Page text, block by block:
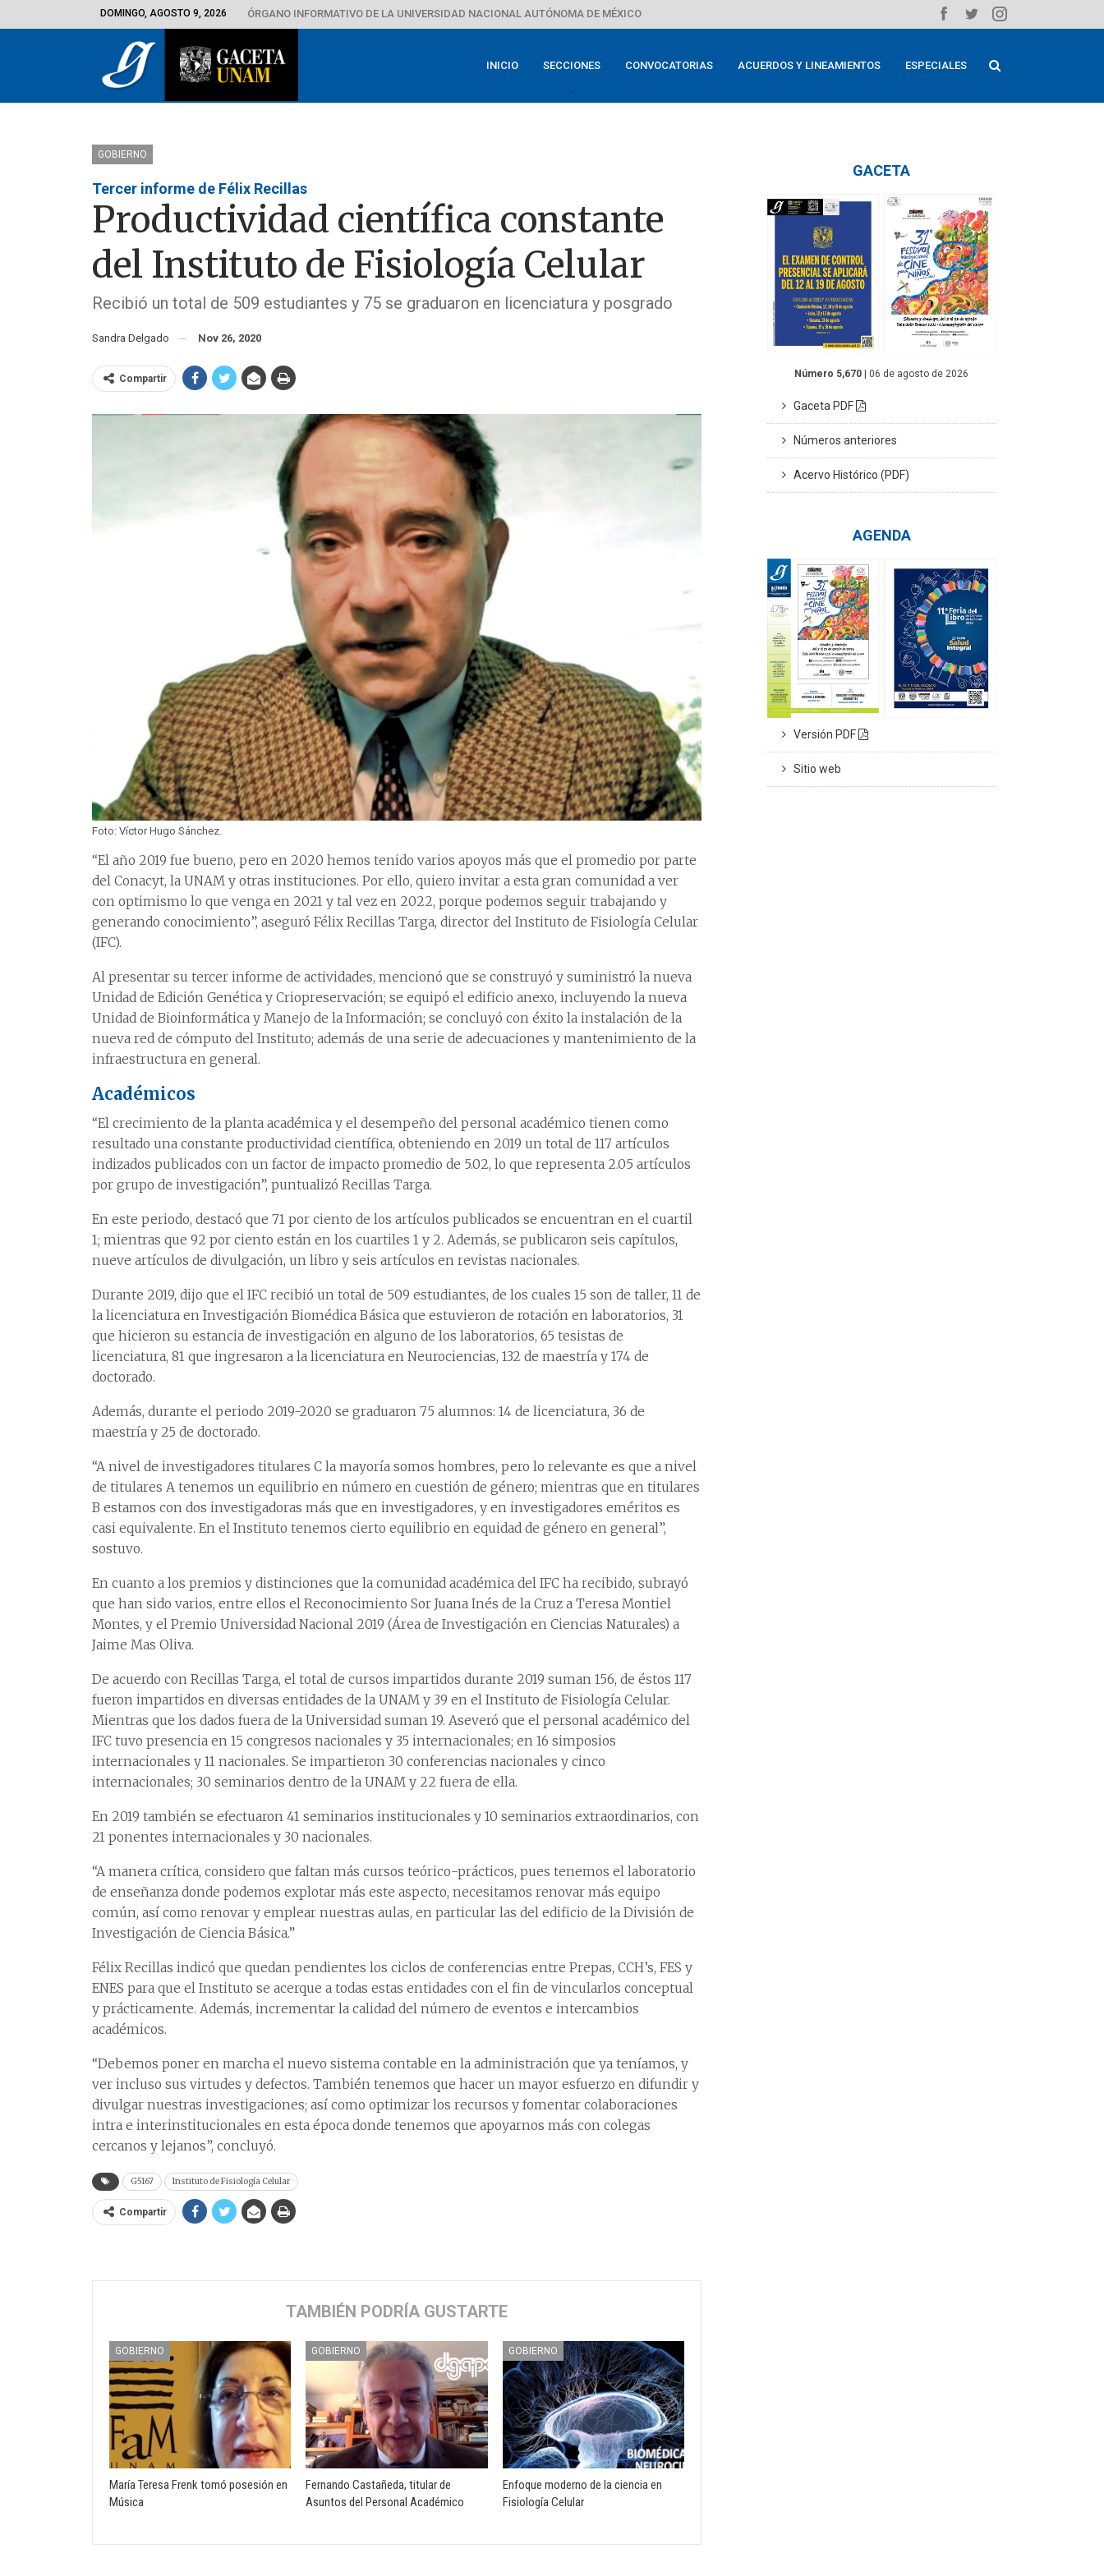
DOMINGO, AGOSTO 9, 2026 ÓRGANO INFORMATIVO DE LA UNIVERSIDAD NACIONAL AUTÓNOMA DE MÉXICO
INICIO SECCIONES CONVOCATORIAS ACUERDOS Y LINEAMIENTOS ESPECIALES
GOBIERNO
Tercer informe de Félix Recillas
Productividad científica constante
del Instituto de Fisiología Celular
Recibió un total de 509 estudiantes y 75 se graduaron en licenciatura y posgrado
Sandra Delgado Nov 26, 2020
Compartir
Foto: Víctor Hugo Sánchez.
“El año 2019 fue bueno, pero en 2020 hemos tenido varios apoyos más que el promedio por parte
del Conacyt, la UNAM y otras instituciones. Por ello, quiero invitar a esta gran comunidad a ver
con optimismo lo que venga en 2021 y tal vez en 2022, porque podemos seguir trabajando y
generando conocimiento”, aseguró Félix Recillas Targa, director del Instituto de Fisiología Celular
(IFC).
Al presentar su tercer informe de actividades, mencionó que se construyó y suministró la nueva
Unidad de Edición Genética y Criopreservación; se equipó el edificio anexo, incluyendo la nueva
Unidad de Bioinformática y Manejo de la Información; se concluyó con éxito la instalación de la
nueva red de cómputo del Instituto; además de una serie de adecuaciones y mantenimiento de la
infraestructura en general.
Académicos
“El crecimiento de la planta académica y el desempeño del personal académico tienen como
resultado una constante productividad científica, obteniendo en 2019 un total de 117 artículos
indizados publicados con un factor de impacto promedio de 5.02, lo que representa 2.05 artículos
por grupo de investigación”, puntualizó Recillas Targa.
En este periodo, destacó que 71 por ciento de los artículos publicados se encuentran en el cuartil
1; mientras que 92 por ciento están en los cuartiles 1 y 2. Además, se publicaron seis capítulos,
nueve artículos de divulgación, un libro y seis artículos en revistas nacionales.
Durante 2019, dijo que el IFC recibió un total de 509 estudiantes, de los cuales 15 son de taller, 11 de
la licenciatura en Investigación Biomédica Básica que estuvieron de rotación en laboratorios, 31
que hicieron su estancia de investigación en alguno de los laboratorios, 65 tesistas de
licenciatura, 81 que ingresaron a la licenciatura en Neurociencias, 132 de maestría y 174 de
doctorado.
Además, durante el periodo 2019-2020 se graduaron 75 alumnos: 14 de licenciatura, 36 de
maestría y 25 de doctorado.
“A nivel de investigadores titulares C la mayoría somos hombres, pero lo relevante es que a nivel
de titulares A tenemos un equilibrio en número en cuestión de género; mientras que en titulares
B estamos con dos investigadoras más que en investigadores, y en investigadores eméritos es
casi equivalente. En el Instituto tenemos cierto equilibrio en equidad de género en general”,
sostuvo.
En cuanto a los premios y distinciones que la comunidad académica del IFC ha recibido, subrayó
que han sido varios, entre ellos el Reconocimiento Sor Juana Inés de la Cruz a Teresa Montiel
Montes, y el Premio Universidad Nacional 2019 (Área de Investigación en Ciencias Naturales) a
Jaime Mas Oliva.
De acuerdo con Recillas Targa, el total de cursos impartidos durante 2019 suman 156, de éstos 117
fueron impartidos en diversas entidades de la UNAM y 39 en el Instituto de Fisiología Celular.
Mientras que los dados fuera de la Universidad suman 19. Aseveró que el personal académico del
IFC tuvo presencia en 15 congresos nacionales y 35 internacionales; en 16 simposios
internacionales y 11 nacionales. Se impartieron 30 conferencias nacionales y cinco
internacionales; 30 seminarios dentro de la UNAM y 22 fuera de ella.
En 2019 también se efectuaron 41 seminarios institucionales y 10 seminarios extraordinarios, con
21 ponentes internacionales y 30 nacionales.
“A manera crítica, considero que faltan más cursos teórico-prácticos, pues tenemos el laboratorio
de enseñanza donde podemos explotar más este aspecto, necesitamos renovar más equipo
común, así como renovar y emplear nuestras aulas, en particular las del edificio de la División de
Investigación de Ciencia Básica.”
Félix Recillas indicó que quedan pendientes los ciclos de conferencias entre Prepas, CCH’s, FES y
ENES para que el Instituto se acerque a todas estas entidades con el fin de vincularlos conceptual
y prácticamente. Además, incrementar la calidad del número de eventos e intercambios
académicos.
“Debemos poner en marcha el nuevo sistema contable en la administración que ya teníamos, y
ver incluso sus virtudes y defectos. También tenemos que hacer un mayor esfuerzo en difundir y
divulgar nuestras investigaciones; así como optimizar los recursos y fomentar colaboraciones
intra e interinstitucionales en esta época donde tenemos que apoyarnos más con colegas
cercanos y lejanos”, concluyó.
G5167 Instituto de Fisiología Celular
Compartir
TAMBIÉN PODRÍA GUSTARTE
GOBIERNO
María Teresa Frenk tomó posesión en
Música
GOBIERNO
Fernando Castañeda, titular de
Asuntos del Personal Académico
GOBIERNO
Enfoque moderno de la ciencia en
Fisiología Celular
GACETA
Número 5,670 | 06 de agosto de 2026
Gaceta PDF
Números anteriores
Acervo Histórico (PDF)
AGENDA
Versión PDF
Sitio web